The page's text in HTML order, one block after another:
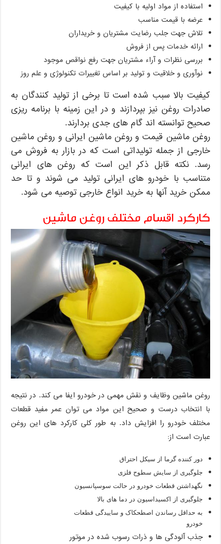
استفاده از مواد اولیه با کیفیت
عرضه با قیمت مناسب
تلاش جهت جلب رضایت مشتریان و خریداران
ارائه خدمات پس از فروش
بررسی نظرات و آراء مشتریان جهت رفع نواقص موجود
نوآوری و خلاقیت و تولید بر اساس تغییرات تکنولوژی و علم روز
کیفیت بالا سبب شده است تا برخی از تولید کنندگان به
صادرات روغن نیز بپردازند و در این زمینه با برنامه ریزی
صحیح توانسته اند گام های جدی بردارند.
روغن ماشین قیمت و روغن ماشین ایرانی و روغن ماشین
خارجی از جمله تولیداتی است که در بازار به فروش می
رسد. نکته قابل ذکر این است که روغن های ایرانی
متناسب با خودرو های ایرانی تولید می شوند و تا حد
ممکن خرید آنها به خرید انواع خارجی توصیه می شود.
کارکرد اقسام مختلف روغن ماشین
روغن ماشین وظایف و نقش مهمی در خودرو ایفا می کند. در نتیجه
با انتخاب درست و صحیح این مواد می توان عمر مفید قطعات
مختلف خودرو را افزایش داد. به طور کلی کارکرد های این روغن
عبارت است از:
دور کننده گرما از سیکل احتراق
جلوگیری از سایش سطوح فلزی
نگهداشتن قطعات خودرو در حالت سوسپانسیون
جلوگیری از اکسیداسیون در دما های بالا
به حداقل رساندن اصطحکاک و ساییدگی قطعات
خودرو
جذب آلودگی ها و ذرات رسوب شده در موتور